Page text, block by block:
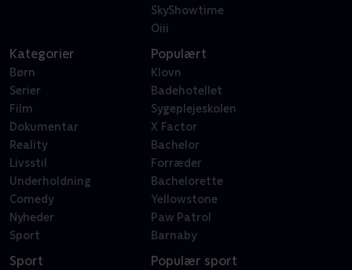
SkyShowtime
Oiii
Kategorier
Børn
Serier
Film
Dokumentar
Reality
Livsstil
Underholdning
Comedy
Nyheder
Sport
Populært
Klovn
Badehotellet
Sygeplejeskolen
X Factor
Bachelor
Forræder
Bachelorette
Yellowstone
Paw Patrol
Barnaby
Sport Populær sport